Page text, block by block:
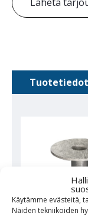
Käytämme evästeitä,
Näiden tekniikoiden
Tuotetiedot